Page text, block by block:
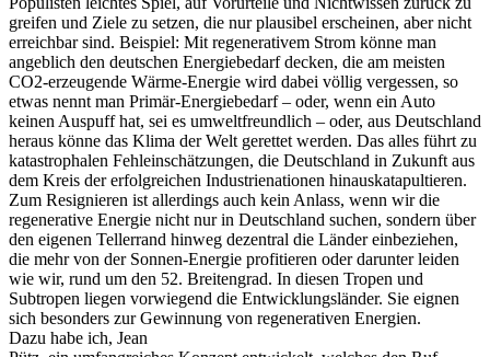
greifen und Ziele zu setzen, die nur plausibel erscheinen, aber nicht
erreichbar sind. Beispiel: Mit regenerativem Strom könne man
angeblich den deutschen Energiebedarf decken, die am meisten
CO2-erzeugende Wärme-Energie wird dabei völlig vergessen, so
etwas nennt man Primär-Energiebedarf – oder, wenn ein Auto
keinen Auspuff hat, sei es umweltfreundlich – oder, aus Deutschland
heraus könne das Klima der Welt gerettet werden. Das alles führt zu
katastrophalen Fehleinschätzungen, die Deutschland in Zukunft aus
dem Kreis der erfolgreichen Industrienationen hinauskatapultieren.
Zum Resignieren ist allerdings auch kein Anlass, wenn wir die
regenerative Energie nicht nur in Deutschland suchen, sondern über
den eigenen Tellerrand hinweg dezentral die Länder einbeziehen,
die mehr von der Sonnen-Energie profitieren oder darunter leiden
wie wir, rund um den 52. Breitengrad. In diesen Tropen und
Subtropen liegen vorwiegend die Entwicklungsländer. Sie eignen
sich besonders zur Gewinnung von regenerativen Energien.
Dazu habe ich, Jean